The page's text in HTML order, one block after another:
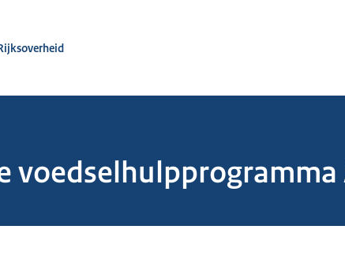
voedselhulpprogramma